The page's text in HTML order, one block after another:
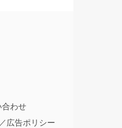
合わせ
広告ポリシー